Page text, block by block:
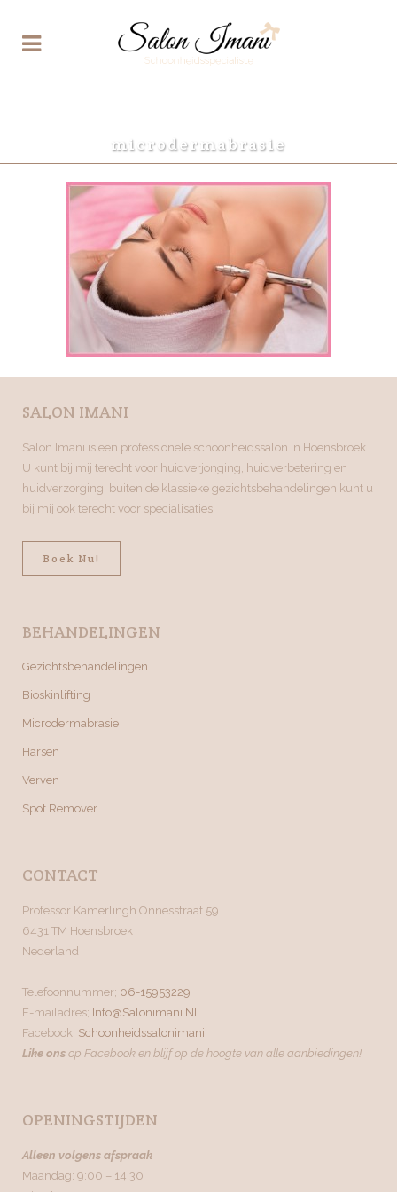
microdermabrasie
SALON IMANI
Salon Imani is een professionele schoonheidssalon in Hoensbroek.
U kunt bij mij terecht voor huidverjonging, huidverbetering en
huidverzorging, buiten de klassieke gezichtsbehandelingen kunt u
bij mij ook terecht voor specialisaties.
Boek Nu!
BEHANDELINGEN
Gezichtsbehandelingen
Bioskinlifting
Microdermabrasie
Harsen
Verven
Spot Remover
CONTACT
Professor Kamerlingh Onnesstraat 59
6431 TM Hoensbroek
Nederland
Telefoonnummer; 06-15953229
E-mailadres; Info@salonimani.nl
Facebook; Schoonheidssalonimani
Like ons op Facebook en blijf op de hoogte van alle aanbiedingen!
OPENINGSTIJDEN
Alleen volgens afspraak
Maandag: 9:00 – 14:30